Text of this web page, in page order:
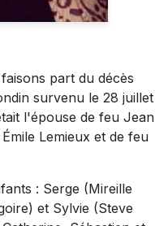
part du décès
survenu le 28 juillet
l'épouse de feu Jean
Lemieux et de feu
: Serge (Mireille
et Sylvie (Steve